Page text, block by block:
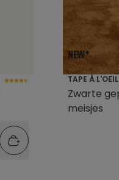
TAPE À
Zwarte
meisjes